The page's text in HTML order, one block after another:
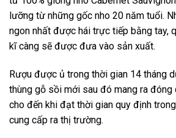
lưỡng từ những gốc nho 20 năm tuổi.
ngon nhất được hái trực tiếp bằng tay,
kĩ càng sẽ được đưa vào sản xuất.
Rượu được ủ trong thời gian 14 tháng
thùng gỗ sồi mới sau đó mang ra đóng
cho đến khi đạt thời gian quy định
cung cấp ra thị trường.